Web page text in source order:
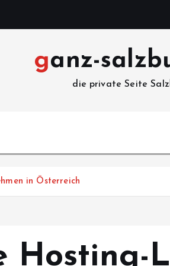
ganz-
die private Seite
in Österreich
Hosting-